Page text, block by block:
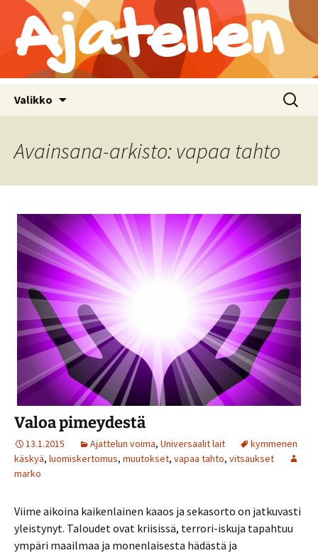
Ajatellen
Valikko Haku:
Avainsana-arkisto: vapaa tahto
Valoa pimeydestä
13.1.2015 Ajattelun voima, Universaalit lait
kymmenen
käskyä, luomiskertomus, muutokset, vapaa tahto, vitsaukset
marko
Viime aikoina kaikenlainen kaaos ja sekasorto on jatkuvasti
yleistynyt. Taloudet ovat kriisissä, terrori-iskuja tapahtuu
ympäri maailmaa ja monenlaisesta hädästä ja